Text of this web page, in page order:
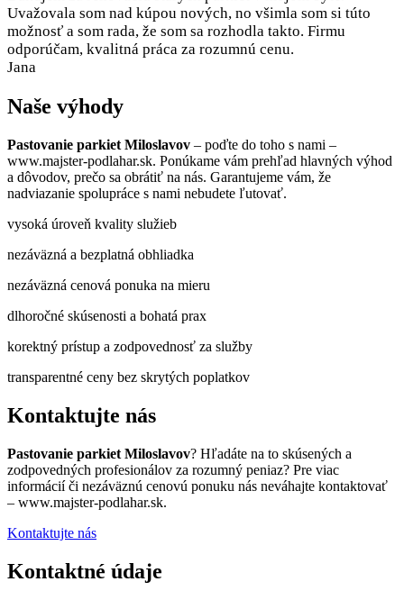
Uvažovala som nad kúpou nových, no všimla som si túto
možnosť a som rada, že som sa rozhodla takto. Firmu
odporúčam, kvalitná práca za rozumnú cenu.
Jana
Naše výhody
Pastovanie parkiet Miloslavov – poďte do toho s nami –
www.majster-podlahar.sk. Ponúkame vám prehľad hlavných výhod
a dôvodov, prečo sa obrátiť na nás. Garantujeme vám, že
nadviazanie spolupráce s nami nebudete ľutovať.
vysoká úroveň kvality služieb
nezáväzná a bezplatná obhliadka
nezáväzná cenová ponuka na mieru
dlhoročné skúsenosti a bohatá prax
korektný prístup a zodpovednosť za služby
transparentné ceny bez skrytých poplatkov
Kontaktujte nás
Pastovanie parkiet Miloslavov? Hľadáte na to skúsených a
zodpovedných profesionálov za rozumný peniaz? Pre viac
informácií či nezáväznú cenovú ponuku nás neváhajte kontaktovať
– www.majster-podlahar.sk.
Kontaktujte nás
Kontaktné údaje